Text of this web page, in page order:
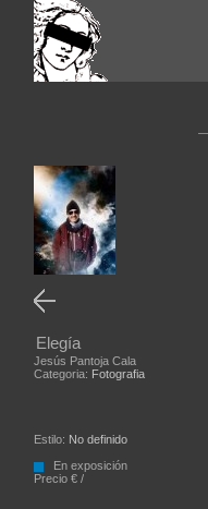
Elegía
Jesús Pantoja Cala
Categoria: Fotografia
Estilo: No definido
En exposición
Precio € /